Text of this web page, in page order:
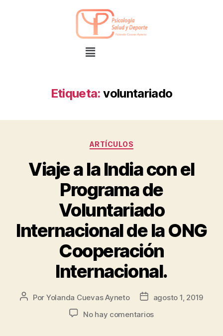
Etiqueta: voluntariado
ARTÍCULOS
Viaje a la India con el
Programa de
Voluntariado
Internacional de la ONG
Cooperación
Internacional.
Por Yolanda Cuevas Ayneto
agosto 1, 2019
No hay comentarios